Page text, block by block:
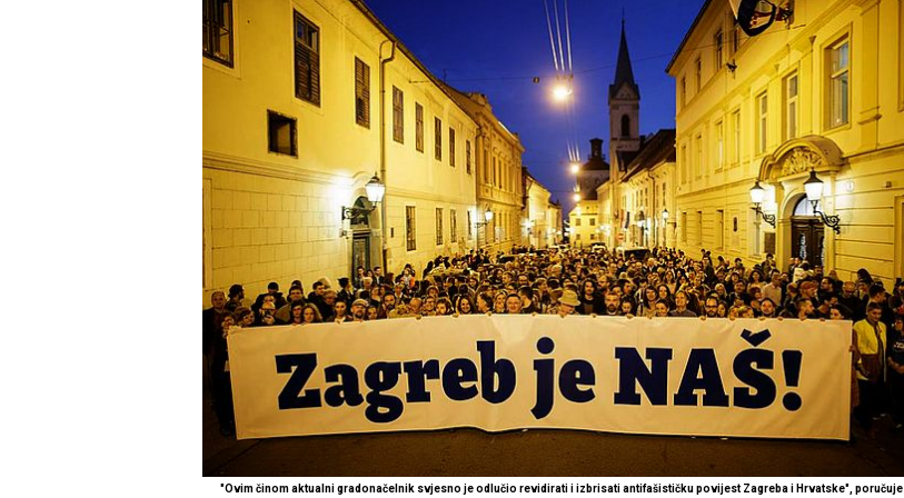
"Ovim činom aktualni gradonačelnik svjesno je odlučio revidirati i izbrisati antifašističku povijest Zagreba i Hrvatske", poručuje